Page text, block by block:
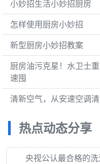
小妙招生活小妙招厨房
怎样使用厨房小妙招
新型厨房小妙招教案
厨房油污克星！水卫士
速囤
清新空气，从安速空调清
热点动态分享
央视公认最合格的